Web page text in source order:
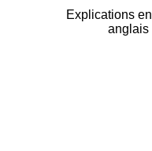
Explications en
anglais